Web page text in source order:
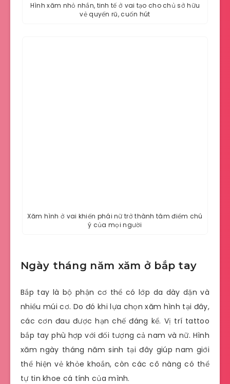
Hình xăm nhỏ nhắn, tinh tế ở vai tạo cho chủ sở hữu
vẻ quyến rũ, cuốn hút
Xăm hình ở vai khiến phái nữ trở thành tâm điểm chú
ý của mọi người
Ngày tháng năm xăm ở bắp tay
Bắp tay là bộ phận cơ thể có lớp da dày dặn và
nhiều múi cơ. Do đó khi lựa chọn xăm hình tại đây,
các cơn đau được hạn chế đáng kể. Vị trí tattoo
bắp tay phù hợp với đối tượng cả nam và nữ. Hình
xăm ngày tháng năm sinh tại đây giúp nam giới
thể hiện vẻ khỏe khoắn, còn các cô nàng có thể
tự tin khoe cá tính của mình.